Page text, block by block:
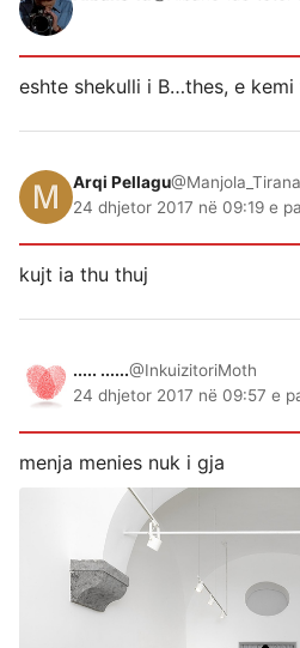
eshte shekulli i B…thes, e kemi
Arqi Pellagu@Manjola_Tirana
24 dhjetor 2017 në 09:19 e
kujt ia thu thuj
..... ......@InkuizitoriMoth
24 dhjetor 2017 në 09:57 e
menja menies nuk i gja